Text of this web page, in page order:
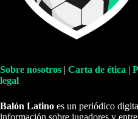
Sobre nosotros | Carta de ética |
legal
Balón Latino es un periódico
información sobre jugadores y